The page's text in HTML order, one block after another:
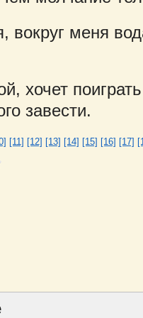
вокруг меня
хочет
завести.
[11] [12] [13] [14] [15] [16] [17]